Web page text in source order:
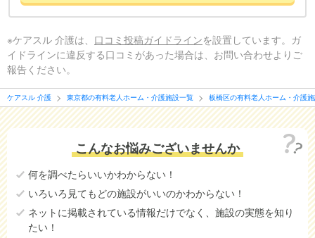
※ケアスル 介護は、 口コミ投稿ガイドラインを設置しています。ガ
イドラインに違反する口コミがあった場合は、お問い合わせよりご
報告ください。
ケアスル 介護 東京都の有料老人ホーム・介護施設一覧 板橋区の有料老人ホーム・介護
こんなお悩みございませんか
何を調べたらいいかわからない！
いろいろ見てもどの施設がいいのかわからない！
ネットに掲載されている情報だけでなく、施設の実態を知り
たい！